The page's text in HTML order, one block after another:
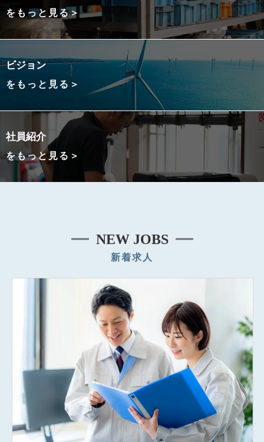
をもっと見る＞
ビジョン
をもっと見る＞
社員紹介
をもっと見る＞
新着求人
NEW JOBS